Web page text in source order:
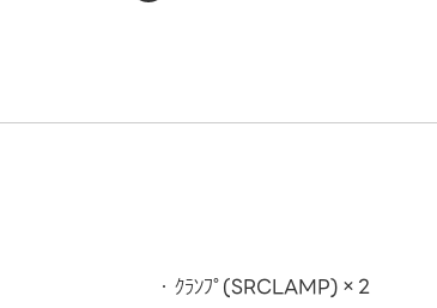
ｸﾗﾝﾌﾟ(SRCLAMP)×2